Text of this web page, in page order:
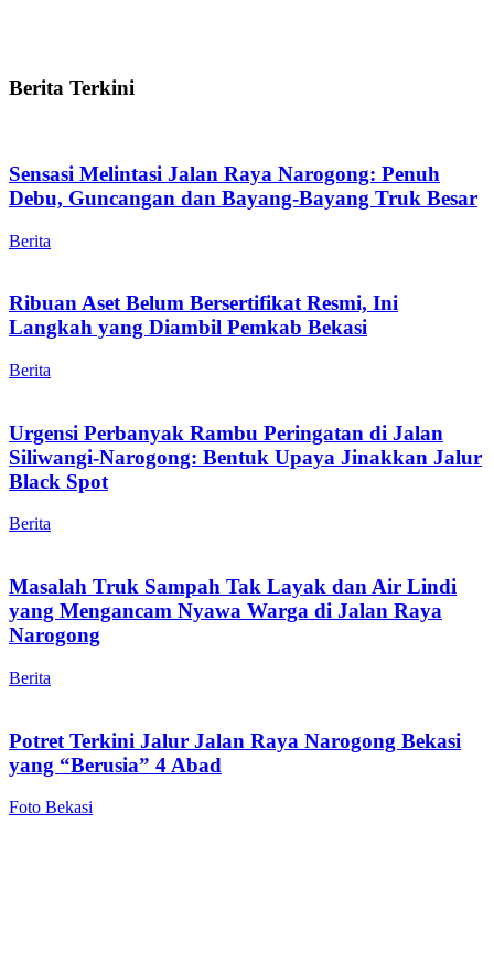
Berita Terkini
Sensasi Melintasi Jalan Raya Narogong: Penuh
Debu, Guncangan dan Bayang-Bayang Truk Besar
Berita
Ribuan Aset Belum Bersertifikat Resmi, Ini
Langkah yang Diambil Pemkab Bekasi
Berita
Urgensi Perbanyak Rambu Peringatan di Jalan
Siliwangi-Narogong: Bentuk Upaya Jinakkan Jalur
Black Spot
Berita
Masalah Truk Sampah Tak Layak dan Air Lindi
yang Mengancam Nyawa Warga di Jalan Raya
Narogong
Berita
Potret Terkini Jalur Jalan Raya Narogong Bekasi
yang “Berusia” 4 Abad
Foto Bekasi